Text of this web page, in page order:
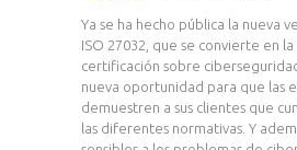
Ya se ha hecho pública la nueva
ISO 27032, que se convierte en
certificación sobre
nueva oportunidad para que las
demuestren a sus clientes que
las diferentes normativas. Y